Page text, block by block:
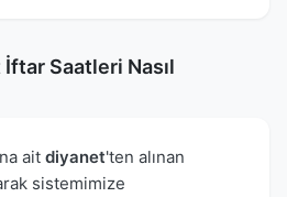
Saatleri Nasıl
ait diyanet'ten alınan
sistemimize